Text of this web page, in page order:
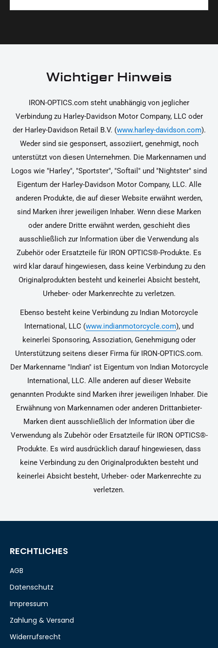
korrekt an deinem Motorrad zu installieren.
Ja, du kannst die Teile innerhalb von 14 Tagen
Rücksendung findest du in unseren
Wichtiger Hinweis
IRON-OPTICS.com steht unabhängig von jeglicher
Verbindung zu Harley-Davidson Motor Company, LLC oder
der Harley-Davidson Retail B.V. (www.harley-davidson.com).
Weder sind sie gesponsert, assoziiert, genehmigt, noch
unterstützt von diesen Unternehmen. Die Markennamen und
Logos wie "Harley", "Sportster", "Softail" und "Nightster" sind
Eigentum der Harley-Davidson Motor Company, LLC. Alle
anderen Produkte, die auf dieser Website erwähnt werden,
sind Marken ihrer jeweiligen Inhaber. Wenn diese Marken
oder andere Dritte erwähnt werden, geschieht dies
ausschließlich zur Information über die Verwendung als
Zubehör oder Ersatzteile für IRON OPTICS®-Produkte. Es
wird klar darauf hingewiesen, dass keine Verbindung zu den
Originalprodukten besteht und keinerlei Absicht besteht,
Urheber- oder Markenrechte zu verletzen.
Ebenso besteht keine Verbindung zu Indian Motorcycle
International, LLC (www.indianmotorcycle.com), und
keinerlei Sponsoring, Assoziation, Genehmigung oder
Unterstützung seitens dieser Firma für IRON-OPTICS.com.
Der Markenname "Indian" ist Eigentum von Indian Motorcycle
International, LLC. Alle anderen auf dieser Website
genannten Produkte sind Marken ihrer jeweiligen Inhaber. Die
Erwähnung von Markennamen oder anderen Drittanbieter-
Marken dient ausschließlich der Information über die
Verwendung als Zubehör oder Ersatzteile für IRON OPTICS®-
Produkte. Es wird ausdrücklich darauf hingewiesen, dass
keine Verbindung zu den Originalprodukten besteht und
keinerlei Absicht besteht, Urheber- oder Markenrechte zu
verletzen.
RECHTLICHES
AGB
Datenschutz
Impressum
Zahlung & Versand
Widerrufsrecht